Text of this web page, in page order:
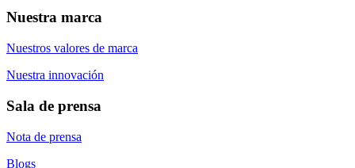
Nuestra marca
Nuestros valores de marca
Nuestra innovación
Sala de prensa
Nota de prensa
Blogs